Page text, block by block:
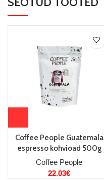
Coffee People Guatemala
espresso kohvioad 500g
Coffee People
22.03€